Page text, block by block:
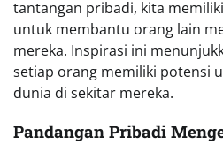
tantangan pribadi, kita
untuk membantu orang lain
mereka. Inspirasi ini
setiap orang memiliki potensi
dunia di sekitar mereka.
Pandangan Pribadi